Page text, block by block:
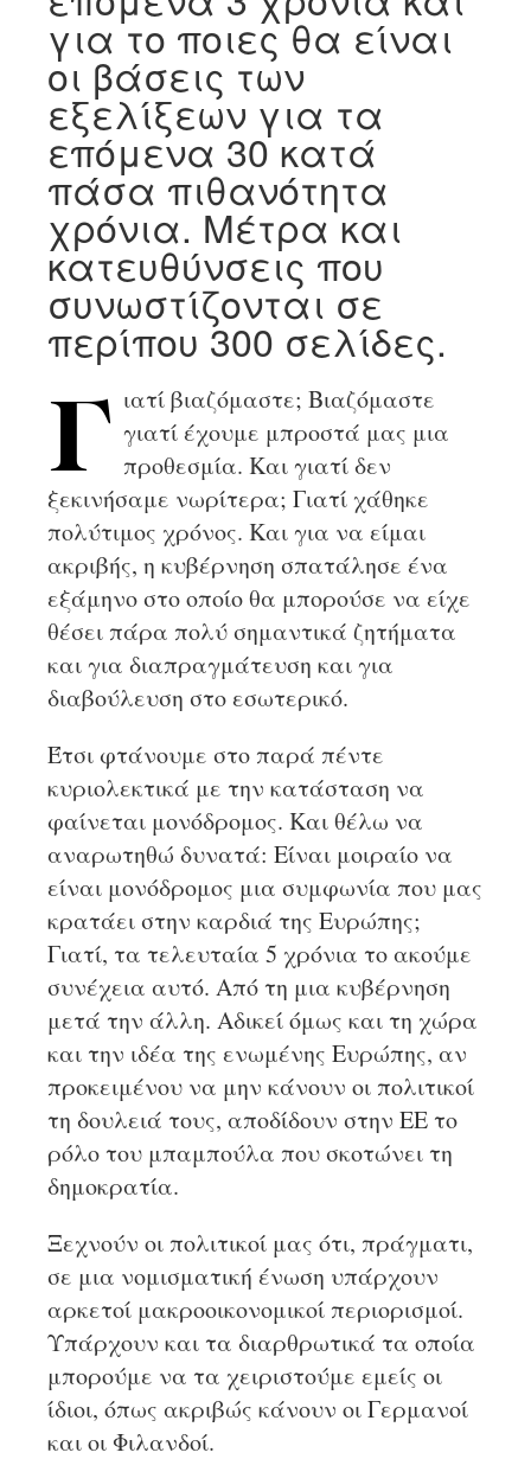
για το ποιες θα είναι
οι βάσεις των
εξελίξεων για τα
επόμενα 30 κατά
πάσα πιθανότητα
χρόνια. Μέτρα και
κατευθύνσεις που
συνωστίζονται σε
περίπου 300 σελίδες.
Γ ιατί βιαζόμαστε; Βιαζόμαστε
γιατί έχουμε μπροστά μας μια
προθεσμία. Και γιατί δεν
ξεκινήσαμε νωρίτερα; Γιατί χάθηκε
πολύτιμος χρόνος. Και για να είμαι
ακριβής, η κυβέρνηση σπατάλησε ένα
εξάμηνο στο οποίο θα μπορούσε να είχε
θέσει πάρα πολύ σημαντικά ζητήματα
και για διαπραγμάτευση και για
διαβούλευση στο εσωτερικό.
Έτσι φτάνουμε στο παρά πέντε
κυριολεκτικά με την κατάσταση να
φαίνεται μονόδρομος. Και θέλω να
αναρωτηθώ δυνατά: Είναι μοιραίο να
είναι μονόδρομος μια συμφωνία που μας
κρατάει στην καρδιά της Ευρώπης;
Γιατί, τα τελευταία 5 χρόνια το ακούμε
συνέχεια αυτό. Από τη μια κυβέρνηση
μετά την άλλη. Αδικεί όμως και τη χώρα
και την ιδέα της ενωμένης Ευρώπης, αν
προκειμένου να μην κάνουν οι πολιτικοί
τη δουλειά τους, αποδίδουν στην ΕΕ το
ρόλο του μπαμπούλα που σκοτώνει τη
δημοκρατία.
Ξεχνούν οι πολιτικοί μας ότι, πράγματι,
σε μια νομισματική ένωση υπάρχουν
αρκετοί μακροοικονομικοί περιορισμοί.
Υπάρχουν και τα διαρθρωτικά τα οποία
μπορούμε να τα χειριστούμε εμείς οι
ίδιοι, όπως ακριβώς κάνουν οι Γερμανοί
και οι Φιλανδοί.